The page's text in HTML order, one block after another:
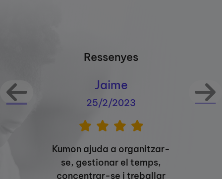
Ressenyes
Jaime
25/2/2023
Kumon ajuda a organitzar-
se, gestionar el temps,
concentrar-se i treballar